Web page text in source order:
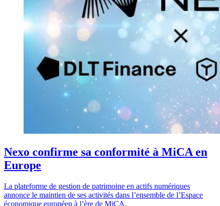
Nexo confirme sa conformité à MiCA en
Europe
La plateforme de gestion de patrimoine en actifs numériques
annonce le maintien de ses activités dans l’ensemble de l’Espace
économique européen à l’ère de MiCA.